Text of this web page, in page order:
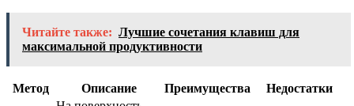
Читайте также: Лучшие сочетания клавиш для
максимальной продуктивности
Метод Описание Преимущества Недостатки